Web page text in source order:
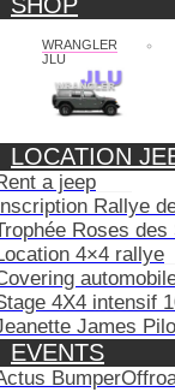
WRANGLER
JLU
LOCATION
a jeep
Inscription Rallye
Roses des
4×4 rallye
4X4 intensif
James
EVENTS